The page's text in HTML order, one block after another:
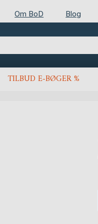
Om BoD Blog
TILBUD E-BØGER %